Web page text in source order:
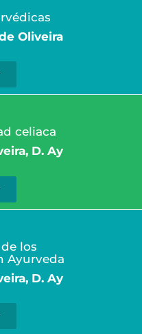
Oliveira
celiaca
D. Ay
los
Ayurveda
D. Ay